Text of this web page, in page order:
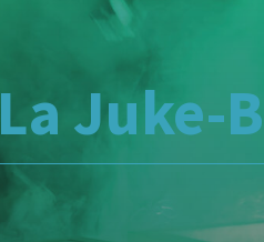
La Juke-